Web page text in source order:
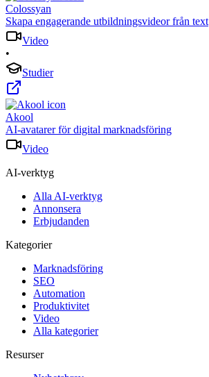
Colossyan
Skapa engagerande utbildningsvideor från text
Video
•
Studier
Akool
AI-avatarer för digital marknadsföring
Video
AI-verktyg
Alla AI-verktyg
Annonsera
Erbjudanden
Kategorier
Marknadsföring
SEO
Automation
Produktivitet
Video
Alla kategorier
Resurser